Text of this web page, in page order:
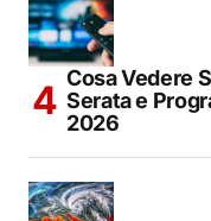
Cosa Vedere
Serata e
2026